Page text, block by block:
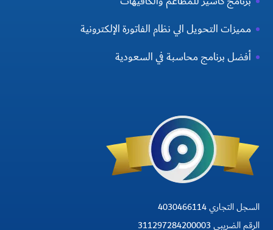
مميزات التحويل الي نظام الفاتورة الإلكترونية
أفضل برنامج محاسبة في السعودية
السجل التجاري 4030466114
الرقم الضريبي 311297284200003